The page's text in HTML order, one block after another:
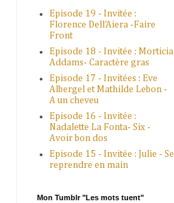
Episode 19 - Invitée :
Florence Dell'Aiera -Faire
Front
Episode 18 - Invitée : Morticia
Addams- Caractère gras
Episode 17 - Invitées : Eve
Albergel et Mathilde Lebon -
A un cheveu
Episode 16 - Invitée :
Nadalette La Fonta- Six -
Avoir bon dos
Episode 15 - Invitée : Julie - Se
reprendre en main
Mon Tumblr "Les mots tuent"